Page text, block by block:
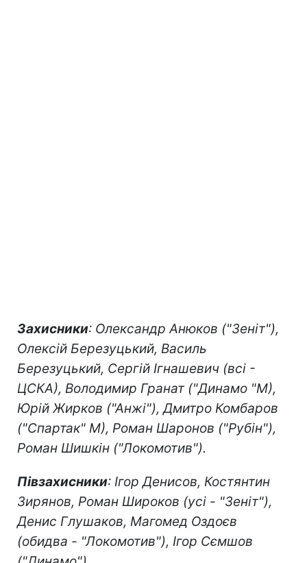
Захисники: Олександр Анюков ("Зеніт"),
Олексій Березуцький, Василь
Березуцький, Сергій Ігнашевич (всі -
ЦСКА), Володимир Гранат ("Динамо "М),
Юрій Жирков ("Анжі"), Дмитро Комбаров
("Спартак" М), Роман Шаронов ("Рубін"),
Роман Шишкін ("Локомотив").
Півзахисники: Ігор Денисов, Костянтин
Зирянов, Роман Широков (усі - "Зеніт"),
Денис Глушаков, Магомед Оздоєв
(обидва - "Локомотив"), Ігор Сємшов